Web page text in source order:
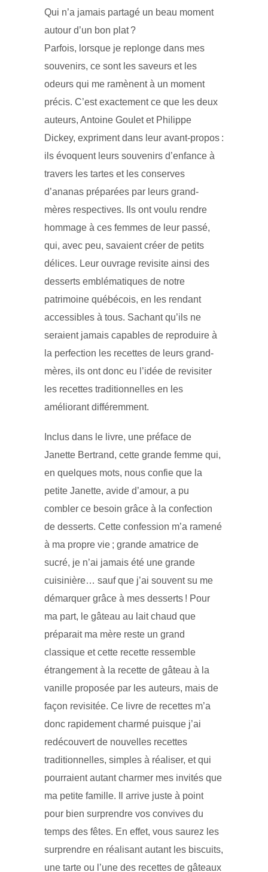
Qui n’a jamais partagé un beau moment
autour d’un bon plat ?
Parfois, lorsque je replonge dans mes
souvenirs, ce sont les saveurs et les
odeurs qui me ramènent à un moment
précis. C’est exactement ce que les deux
auteurs, Antoine Goulet et Philippe
Dickey, expriment dans leur avant-propos :
ils évoquent leurs souvenirs d’enfance à
travers les tartes et les conserves
d’ananas préparées par leurs grand-
mères respectives. Ils ont voulu rendre
hommage à ces femmes de leur passé,
qui, avec peu, savaient créer de petits
délices. Leur ouvrage revisite ainsi des
desserts emblématiques de notre
patrimoine québécois, en les rendant
accessibles à tous. Sachant qu’ils ne
seraient jamais capables de reproduire à
la perfection les recettes de leurs grand-
mères, ils ont donc eu l’idée de revisiter
les recettes traditionnelles en les
améliorant différemment.
Inclus dans le livre, une préface de
Janette Bertrand, cette grande femme qui,
en quelques mots, nous confie que la
petite Janette, avide d’amour, a pu
combler ce besoin grâce à la confection
de desserts. Cette confession m’a ramené
à ma propre vie ; grande amatrice de
sucré, je n’ai jamais été une grande
cuisinière… sauf que j’ai souvent su me
démarquer grâce à mes desserts ! Pour
ma part, le gâteau au lait chaud que
préparait ma mère reste un grand
classique et cette recette ressemble
étrangement à la recette de gâteau à la
vanille proposée par les auteurs, mais de
façon revisitée. Ce livre de recettes m’a
donc rapidement charmé puisque j’ai
redécouvert de nouvelles recettes
traditionnelles, simples à réaliser, et qui
pourraient autant charmer mes invités que
ma petite famille. Il arrive juste à point
pour bien surprendre vos convives du
temps des fêtes. En effet, vous saurez les
surprendre en réalisant autant les biscuits,
une tarte ou l’une des recettes de gâteaux